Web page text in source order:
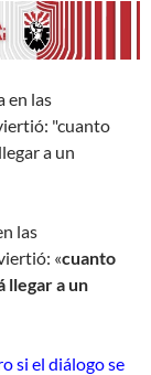
las
«cuanto
llegar a un
si el diálogo se